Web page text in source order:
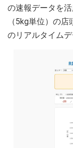
の速報データを
（5kg単位）の
のリアルタイムデ